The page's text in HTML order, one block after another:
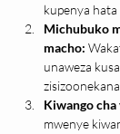
kupenya
Michubuko
macho:
unaweza
zisizoonekana.
Kiwango
mwenye